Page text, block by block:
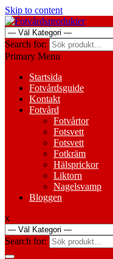
Skip to content
Search for:
Primary Menu
Startsida
Fotvårdsguide
Kontakt
Fotvård
Fotvårtor
Fotsvett
Fotsvett
Fotkräm
Hälsprickor
Liktorn
Nagelsvamp
Bloggen
x
Search for: